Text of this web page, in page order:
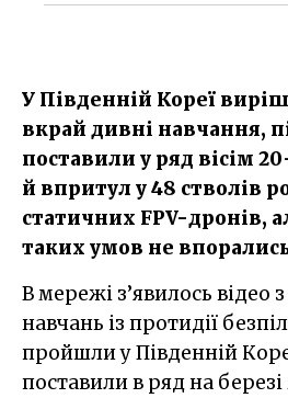
У Південній Кореї
вкрай дивні навчання,
поставили у ряд вісім
й впритул у 48 стволів
статичних FPV-дронів,
таких умов не
В мережі з’явилось відео з вкрай дивних
навчань із протидії
пройшли у Південній
поставили в ряд на